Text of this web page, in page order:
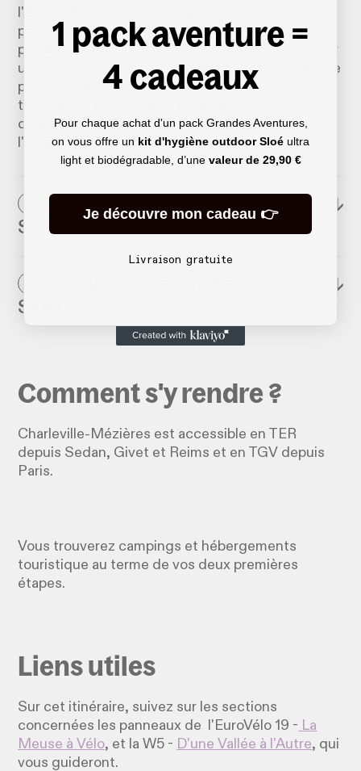
l'EuroVélo 19. La piste est roulante et bucolique,
perdez vous dans votre pensées et faites des
pauses contemplatives, notamment à Fumay pour
une pause déjeuner. Continuez de suivre la Meuse
par l'itinéraire balisé jusqu'à Givet. Vous y
trouverez de nombreuses solutions
d'hébergement, comme La Jamonette, à
l'extérieur de la ville à Foisches.
Jour 2 : Givet → Vresse-sur-
Semois
↓
Sedan
↓
Comment s'y rendre ?
Charleville-Mézières est accessible en TER
depuis Sedan, Givet et Reims et en TGV depuis
Paris.
Vous trouverez campings et hébergements
touristique au terme de vos deux premières
étapes.
Liens utiles
Sur cet itinéraire, suivez sur les sections
concernées les panneaux de l'EuroVélo 19 - La
Meuse à Vélo, et la W5 - D'une Vallée à l'Autre, qui
vous guideront.
1 pack aventure =
4 cadeaux
Pour chaque achat d'un pack Grandes Aventures,
on vous offre un kit d'hygiène outdoor Sloé ultra
light et biodégradable, d’une valeur de 29,90 €
Je découvre mon cadeau 👉
Livraison gratuite